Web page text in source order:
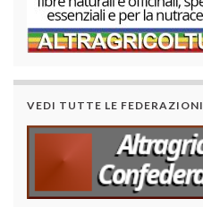
VEDI TUTTE LE FEDERAZIONI